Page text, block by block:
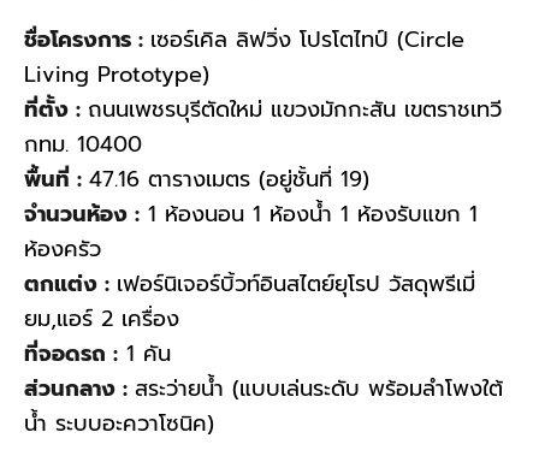
ชื่อโครงการ : เซอร์เคิล ลิฟวิ่ง โปรโตไทป์ (Circle
Living Prototype)
ที่ตั้ง : ถนนเพชรบุรีตัดใหม่ แขวงมักกะสัน เขตราชเทวี
กทม. 10400
พื้นที่ : 47.16 ตารางเมตร (อยู่ชั้นที่ 19)
จำนวนห้อง : 1 ห้องนอน 1 ห้องน้ำ 1 ห้องรับแขก 1
ห้องครัว
ตกแต่ง : เฟอร์นิเจอร์บิ้วท์อินสไตย์ยุโรป วัสดุพรีเมี่
ยม,แอร์ 2 เครื่อง
ที่จอดรถ : 1 คัน
ส่วนกลาง : สระว่ายน้ำ (แบบเล่นระดับ พร้อมลำโพงใต้
น้ำ ระบบอะควาโซนิค)